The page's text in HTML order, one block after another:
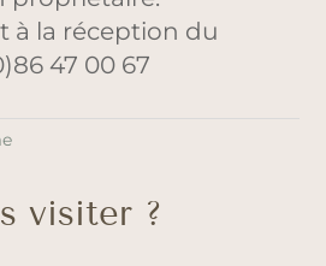
à la réception du
47 00 67
visiter ?